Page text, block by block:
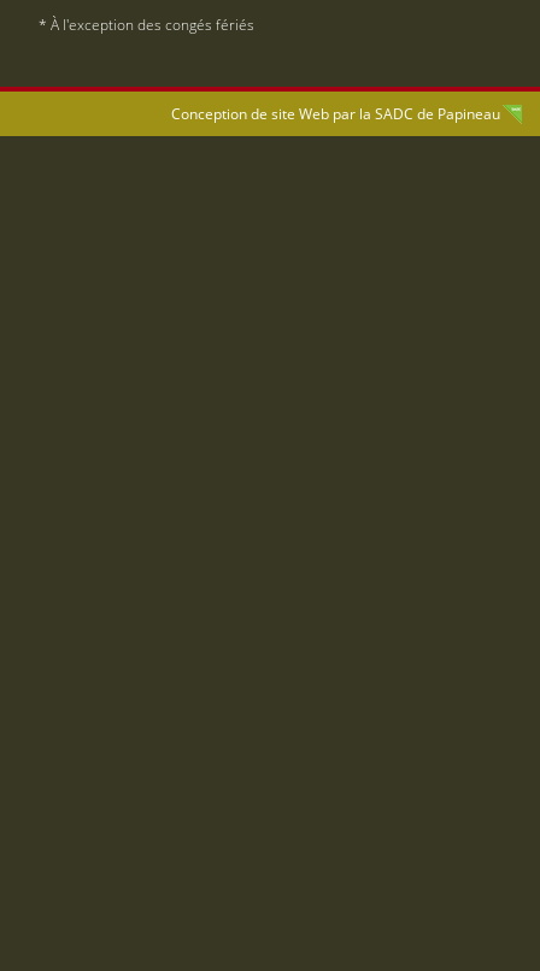
* À l'exception des congés fériés
Conception de site Web par la SADC de Papineau